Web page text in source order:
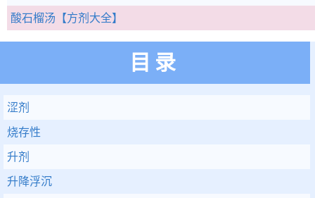
酸石榴汤 【方剂大全】
目录
涩剂
烧存性
升剂
升降浮沉